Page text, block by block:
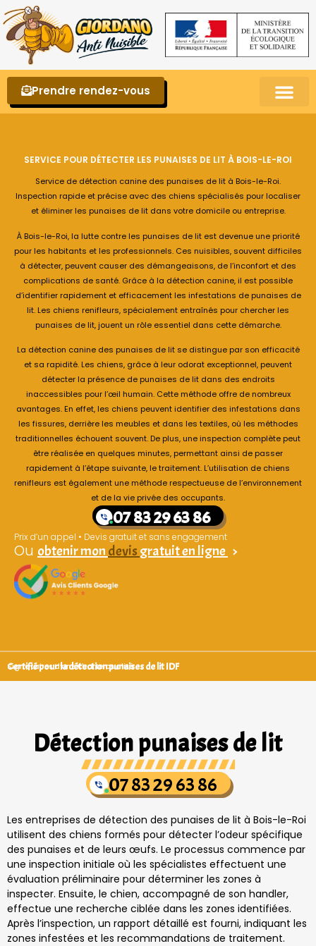
Prendre rendez-vous
SERVICE POUR DÉTECTER LES PUNAISES DE LIT À BOIS-LE-ROI
Service de détection canine des punaises de lit à Bois-le-Roi.
Inspection rapide et précise avec des chiens spécialisés pour localiser
et éliminer les punaises de lit dans votre domicile ou entreprise.
À Bois-le-Roi, la lutte contre les punaises de lit est devenue une priorité
pour les habitants et les professionnels. Ces nuisibles, souvent difficiles
à détecter, peuvent causer des démangeaisons, de l’inconfort et des
complications de santé. Grâce à la détection canine, il est possible
d’identifier rapidement et efficacement les infestations de punaises de
lit. Les chiens renifleurs, spécialement entraînés pour chercher les
punaises de lit, jouent un rôle essentiel dans cette démarche.
La détection canine des punaises de lit se distingue par son efficacité
et sa rapidité. Les chiens, grâce à leur odorat exceptionnel, peuvent
détecter la présence de punaises de lit dans des endroits
inaccessibles pour l’œil humain. Cette méthode offre de nombreux
avantages. En effet, les chiens peuvent identifier des infestations dans
les fissures, derrière les meubles et dans les textiles, où les méthodes
traditionnelles échouent souvent. De plus, une inspection complète peut
être réalisée en quelques minutes, permettant ainsi de passer
rapidement à l’étape suivante, le traitement. L’utilisation de chiens
renifleurs est également une méthode respectueuse de l’environnement
et de la vie privée des occupants.
07 83 29 63 86
Prix d’un appel • Devis gratuit et sans engagement
Ou obtenir mon devis gratuit en ligne >
Certifié pour la détection punaises de lit IDF
Signataires d’une charte qualité
Détection punaises de lit
07 83 29 63 86
Les entreprises de détection des punaises de lit à Bois-le-Roi
utilisent des chiens formés pour détecter l’odeur spécifique
des punaises et de leurs œufs. Le processus commence par
une inspection initiale où les spécialistes effectuent une
évaluation préliminaire pour déterminer les zones à
inspecter. Ensuite, le chien, accompagné de son handler,
effectue une recherche ciblée dans les zones identifiées.
Après l’inspection, un rapport détaillé est fourni, indiquant les
zones infestées et les recommandations de traitement.